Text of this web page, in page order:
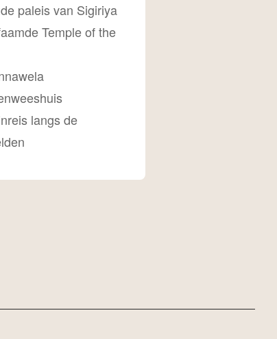
paleis van Sigiriya
Temple of the
langs de